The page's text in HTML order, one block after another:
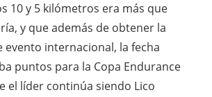
10 y 5 kilómetros era más que
y que además de obtener la
evento internacional, la fecha
puntos para la Copa Endurance
el líder continúa siendo Lico